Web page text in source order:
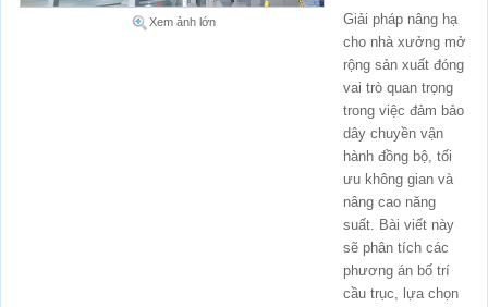
Xem ảnh lớn
Giải pháp nâng hạ
cho nhà xưởng mở
rộng sản xuất đóng
vai trò quan trọng
trong việc đảm bảo
dây chuyền vận
hành đồng bộ, tối
ưu không gian và
nâng cao năng
suất. Bài viết này
sẽ phân tích các
phương án bố trí
cầu trục, lựa chọn